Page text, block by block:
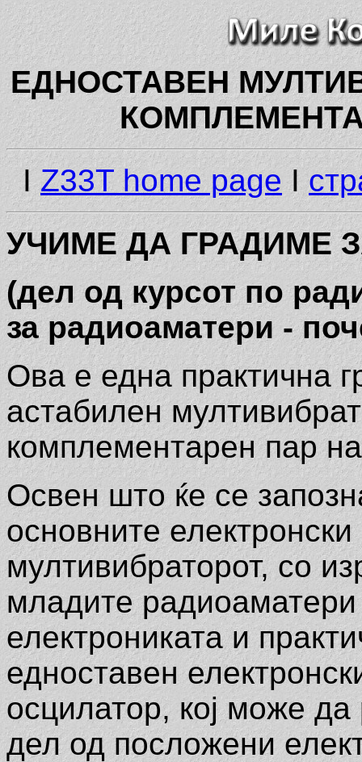
ЕДНОСТАВЕН
IZ33T home page I
УЧИМЕ ДА ГРАДИМЕ
(дел од курсот по
за радиоаматери -
Ова е една практична
астабилен
комплементарен пар
Освен што ќе се
основните
мултивибраторот, со
младите радиоаматери
електрониката и
едноставен
осцилатор, кој може да
дел од посложени